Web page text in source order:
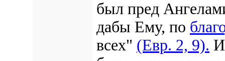
был пред
дабы Ему, по
всех" (Евр. 2, 9).